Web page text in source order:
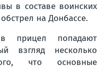
в составе воинских
на Донбассе.
прицел попадают
взгляд несколько
что основные